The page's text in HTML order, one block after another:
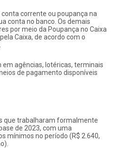
corrente ou poupança na
conta no banco. Os demais
por meio da Poupança no Caixa
Caixa, de acordo com o
agências, lotéricas, terminais
de pagamento disponíveis
que trabalharam formalmente
de 2023, com uma
mínimos no período (R$ 2.640,